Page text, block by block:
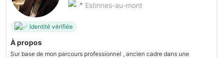
Estinnes-au-mont
Identité vérifiée
À propos
Sur base de mon parcours professionnel , ancien cadre dans une